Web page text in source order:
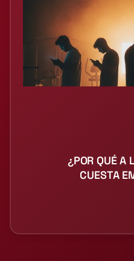
¿POR QUÉ A
CUESTA